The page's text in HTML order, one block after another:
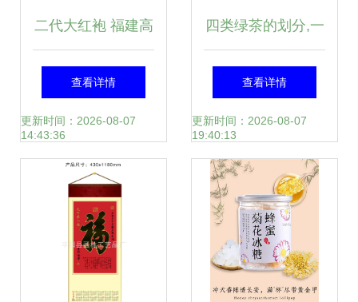
二代大红袍 福建高
山茶叶的匠心传承
与自然馈赠
查看详情
更新时间：2026-08-07
14:43:36
四类绿茶的划分,一
张图帮你理清
查看详情
更新时间：2026-08-07
19:40:13